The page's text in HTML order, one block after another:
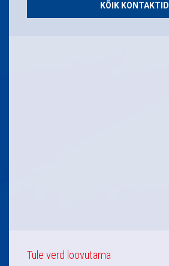
KÕIK KONTAKTID
Tule verd loovutama